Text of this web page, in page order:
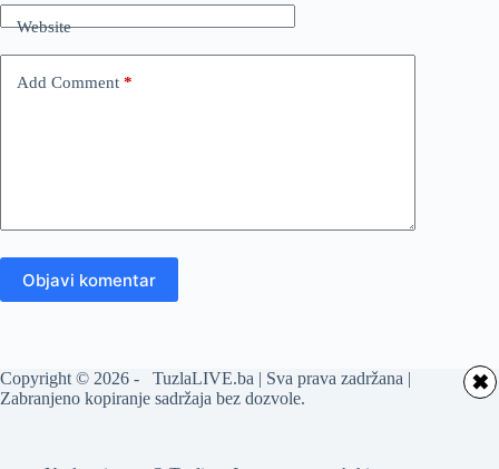
Website
Add Comment *
Objavi komentar
Copyright © 2026 - TuzlaLIVE.ba | Sva prava zadržana |
Zabranjeno kopiranje sadržaja bez dozvole.
✖